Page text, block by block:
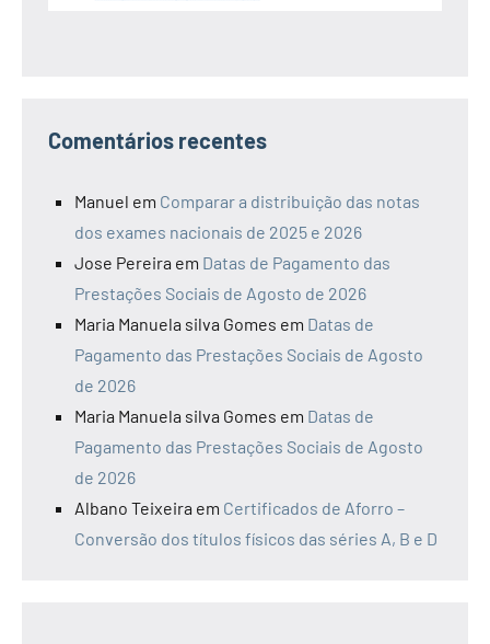
Comentários recentes
Manuel em Comparar a distribuição das notas
dos exames nacionais de 2025 e 2026
Jose Pereira em Datas de Pagamento das
Prestações Sociais de Agosto de 2026
Maria Manuela silva Gomes em Datas de
Pagamento das Prestações Sociais de Agosto
de 2026
Maria Manuela silva Gomes em Datas de
Pagamento das Prestações Sociais de Agosto
de 2026
Albano Teixeira em Certificados de Aforro –
Conversão dos títulos físicos das séries A, B e D